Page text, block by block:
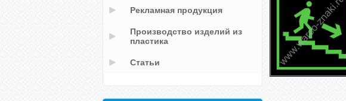
Рекламная продукция
Производство изделий из
пластика
Статьи